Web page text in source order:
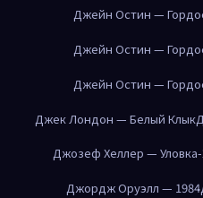
Джейн Остин —
Джейн Остин —
Джейн Остин —
Джек Лондон — Белый Клык
Джозеф Хеллер —
Джордж Оруэлл — 1984